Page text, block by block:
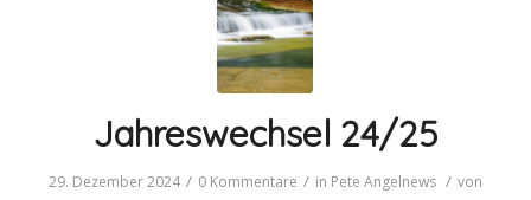
Jahreswechsel 24/25
29. Dezember 2024 / 0 Kommentare / in Pete Angelnews / von